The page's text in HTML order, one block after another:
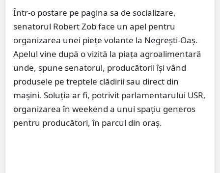
Într-o postare pe pagina sa de socializare,
senatorul Robert Zob face un apel pentru
organizarea unei piețe volante la Negrești-Oaș.
Apelul vine după o vizită la piața agroalimentară
unde, spune senatorul, producătorii își vând
produsele pe treptele clădirii sau direct din
mașini. Soluția ar fi, potrivit parlamentarului USR,
organizarea în weekend a unui spațiu generos
pentru producători, în parcul din oraș.